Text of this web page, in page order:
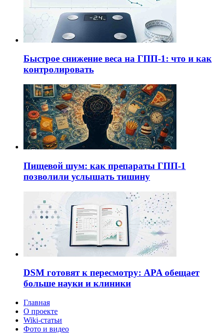
Быстрое снижение веса на ГПП-1: что и как
контролировать
Пищевой шум: как препараты ГПП-1
позволили услышать тишину
DSM готовят к пересмотру: APA обещает
больше науки и клиники
Главная
О проекте
Wiki-статьи
Фото и видео